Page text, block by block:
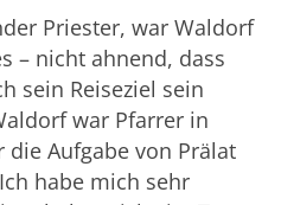
Priester, war Waldorf
– nicht ahnend, dass
sein Reiseziel sein
war Pfarrer in
die Aufgabe von Prälat
habe mich sehr